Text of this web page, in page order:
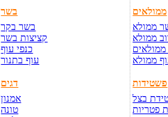
בשר
בשר בקר
קציצות בשר
כנפי עוף
עוף בתנור
דגים
אמנון
טונה
ממולאים
ממולא
ממולא
ממולא
פשטידות
בצל
פטריות